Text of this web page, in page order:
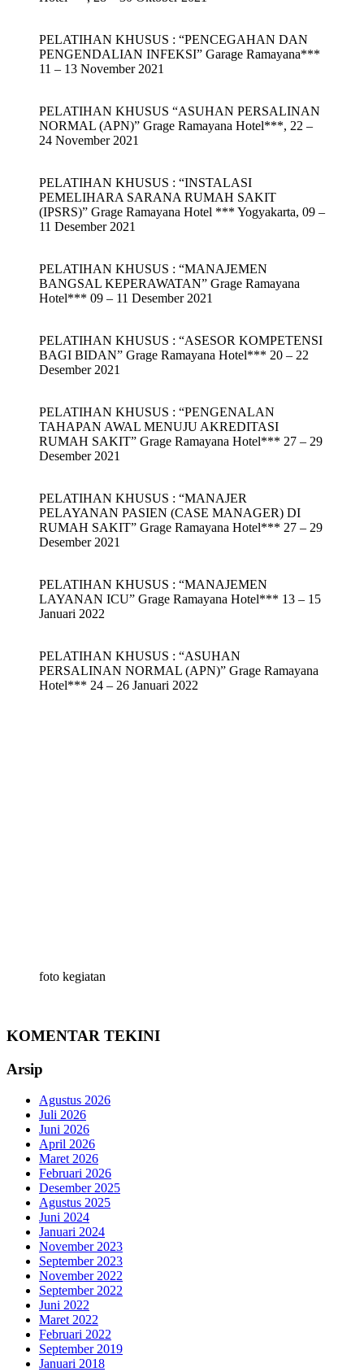
PELATIHAN KHUSUS : “PENCEGAHAN DAN
PENGENDALIAN INFEKSI” Garage Ramayana***
11 – 13 November 2021
PELATIHAN KHUSUS “ASUHAN PERSALINAN
NORMAL (APN)” Grage Ramayana Hotel***, 22 –
24 November 2021
PELATIHAN KHUSUS : “INSTALASI
PEMELIHARA SARANA RUMAH SAKIT
(IPSRS)” Grage Ramayana Hotel *** Yogyakarta, 09 –
11 Desember 2021
PELATIHAN KHUSUS : “MANAJEMEN
BANGSAL KEPERAWATAN” Grage Ramayana
Hotel*** 09 – 11 Desember 2021
PELATIHAN KHUSUS : “ASESOR KOMPETENSI
BAGI BIDAN” Grage Ramayana Hotel*** 20 – 22
Desember 2021
PELATIHAN KHUSUS : “PENGENALAN
TAHAPAN AWAL MENUJU AKREDITASI
RUMAH SAKIT” Grage Ramayana Hotel*** 27 – 29
Desember 2021
PELATIHAN KHUSUS : “MANAJER
PELAYANAN PASIEN (CASE MANAGER) DI
RUMAH SAKIT” Grage Ramayana Hotel*** 27 – 29
Desember 2021
PELATIHAN KHUSUS : “MANAJEMEN
LAYANAN ICU” Grage Ramayana Hotel*** 13 – 15
Januari 2022
PELATIHAN KHUSUS : “ASUHAN
PERSALINAN NORMAL (APN)” Grage Ramayana
Hotel*** 24 – 26 Januari 2022
foto kegiatan
KOMENTAR TEKINI
Arsip
Agustus 2026
Juli 2026
Juni 2026
April 2026
Maret 2026
Februari 2026
Desember 2025
Agustus 2025
Juni 2024
Januari 2024
November 2023
September 2023
November 2022
September 2022
Juni 2022
Maret 2022
Februari 2022
September 2019
Januari 2018